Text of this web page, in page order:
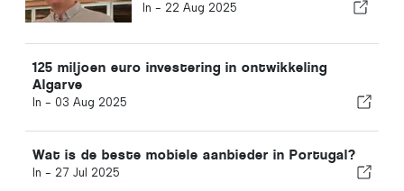
In - 22 Aug 2025
125 miljoen euro investering in ontwikkeling
Algarve
In - 03 Aug 2025
Wat is de beste mobiele aanbieder in Portugal?
In - 27 Jul 2025